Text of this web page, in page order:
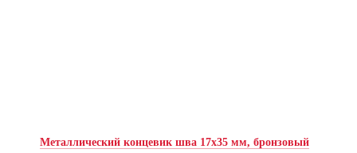
Металлический концевик шва 17х35 мм, бронзовый